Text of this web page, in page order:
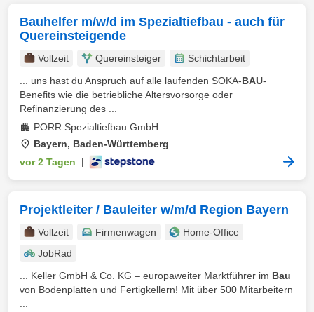
Bauhelfer m/w/d im Spezialtiefbau - auch für
Quereinsteigende
Vollzeit Quereinsteiger
Schichtarbeit
... uns hast du Anspruch auf alle laufenden SOKA-BAU-
Benefits wie die betriebliche Altersvorsorge oder
Refinanzierung des ...
PORR Spezialtiefbau GmbH
Bayern, Baden-Württemberg
vor 2 Tagen
Projektleiter / Bauleiter w/m/d Region Bayern
Vollzeit Firmenwagen
Home-Office
JobRad
... Keller GmbH & Co. KG – europaweiter Marktführer im Bau
von Bodenplatten und Fertigkellern! Mit über 500 Mitarbeitern